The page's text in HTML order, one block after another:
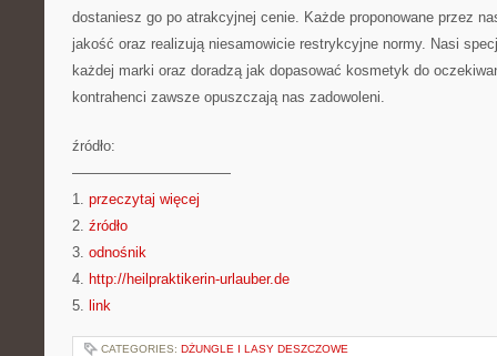
dostaniesz go po atrakcyjnej cenie. Każde proponowane przez
jakość oraz realizują niesamowicie restrykcyjne normy. Nasi
każdej marki oraz doradzą jak dopasować kosmetyk do
kontrahenci zawsze opuszczają nas zadowoleni.
źródło:
———————————
1. przeczytaj więcej
2. źródło
3. odnośnik
4. http://heilpraktikerin-urlauber.de
5. link
CATEGORIES: DŻUNGLE I LASY DESZCZOWE